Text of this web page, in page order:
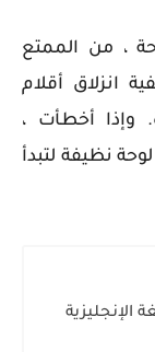
، من الممتع
انزلاق أقلام
وإذا أخطأت ،
نظيفة لتبدأ
الإنجليزية